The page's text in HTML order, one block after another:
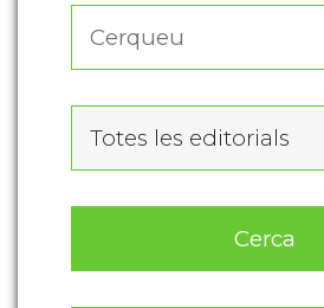
Totes les editorials
Cerca